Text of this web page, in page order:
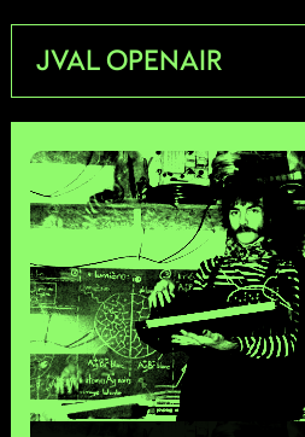
contenu
JVAL OPENAIR